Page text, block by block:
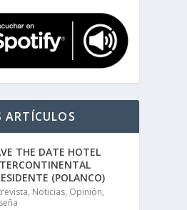
ARTÍCULOS
THE DATE HOTEL
(POLANCO)
, Noticias, Opinión,